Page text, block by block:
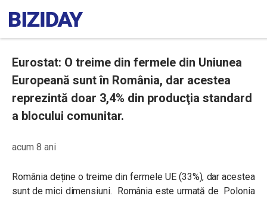
Eurostat: O treime din fermele din Uniunea
Europeană sunt în România, dar acestea
reprezintă doar 3,4% din producţia standard
a blocului comunitar.
acum 8 ani
România deține o treime din fermele UE (33%), dar acestea
sunt de mici dimensiuni. România este urmată de Polonia